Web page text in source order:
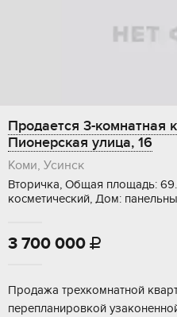
Продается 3-комнатная
Пионерская улица, 16
Коми, Усинск
Вторичка, Общая площадь:
косметический, Дом:
3 700 000 
Пpoдaжa тpexкoмнатной
перeпланиpoвкой